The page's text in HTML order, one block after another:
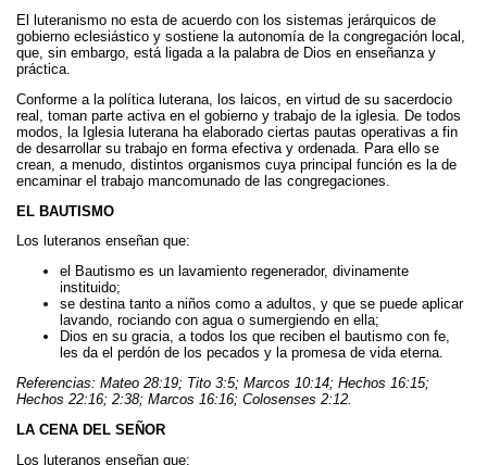
El luteranismo no esta de acuerdo con los sistemas jerárquicos de
gobierno eclesiástico y sostiene la autonomía de la congregación local,
que, sin embargo, está ligada a la palabra de Dios en enseñanza y
práctica.
Conforme a la política luterana, los laicos, en virtud de su sacerdocio
real, toman parte activa en el gobierno y trabajo de la iglesia. De todos
modos, la Iglesia luterana ha elaborado ciertas pautas operativas a fin
de desarrollar su trabajo en forma efectiva y ordenada. Para ello se
crean, a menudo, distintos organismos cuya principal función es la de
encaminar el trabajo mancomunado de las congregaciones.
EL BAUTISMO
Los luteranos enseñan que:
el Bautismo es un lavamiento regenerador, divinamente
instituido;
se destina tanto a niños como a adultos, y que se puede aplicar
lavando, rociando con agua o sumergiendo en ella;
Dios en su gracia, a todos los que reciben el bautismo con fe,
les da el perdón de los pecados y la promesa de vida eterna.
Referencias: Mateo 28:19; Tito 3:5; Marcos 10:14; Hechos 16:15;
Hechos 22:16; 2:38; Marcos 16:16; Colosenses 2:12.
LA CENA DEL SEÑOR
Los luteranos enseñan que: